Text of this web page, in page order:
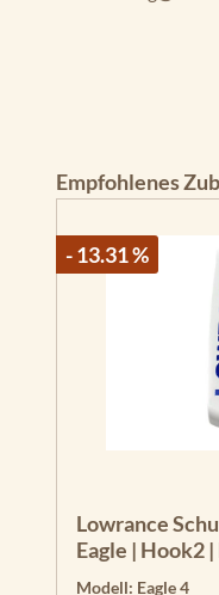
Produktgalerie
Empfohlenes
- 13.31 %
Lowrance
Eagle | Hook2
Modell: Eagle 4